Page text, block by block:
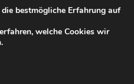
zu erkunden. Einst
ist es heute ein
bestmögliche Erfahrung auf
welche Cookies wir